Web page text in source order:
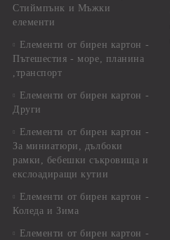
Стиймпънк и Мъжки
елементи
Елементи от бирен картон -
Пътешестия - море, планина
,транспорт
Елементи от бирен картон -
Други
Елементи от бирен картон -
За миниатюри, дълбоки
рамки, бебешки съкровища и
екслоадиращи кутии
Елементи от бирен картон -
Коледа и Зима
Елементи от бирен картон -